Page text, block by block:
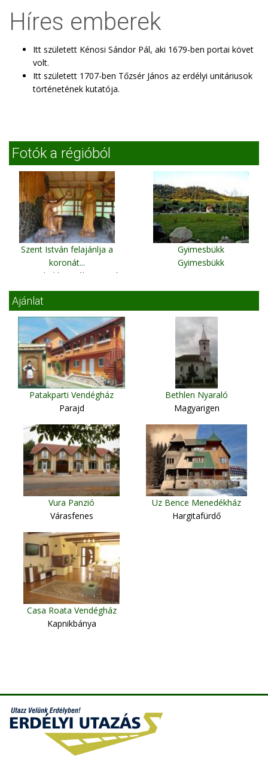
Híres emberek
Itt született Kénosi Sándor Pál, aki 1679-ben portai követ
volt.
Itt született 1707-ben Tőzsér János az erdélyi unitáriusok
történetének kutatója.
Fotók a régióból
Szent István felajánlja a
koronát...
Gyimesbükk, Deáky panzió
Gyimesbükk
Gyimesbükk
Ajánlat
Patakparti Vendégház
Parajd
Bethlen Nyaraló
Magyarigen
Vura Panzió
Várasfenes
Uz Bence Menedékház
Hargitafürdő
Casa Roata Vendégház
Kapnikbánya